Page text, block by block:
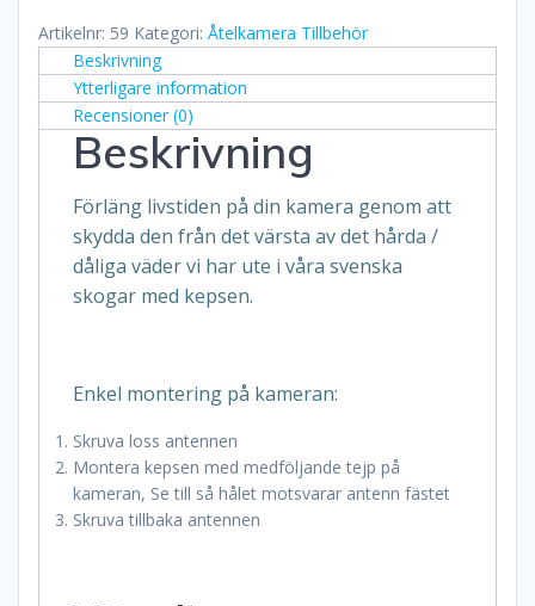
&
Alpha
mängd
Artikelnr: 59 Kategori: Åtelkamera Tillbehör
Beskrivning
Ytterligare information
Recensioner (0)
Beskrivning
Förläng livstiden på din kamera genom att
skydda den från det värsta av det hårda /
dåliga väder vi har ute i våra svenska
skogar med kepsen.
Enkel montering på kameran:
Skruva loss antennen
Montera kepsen med medföljande tejp på
kameran, Se till så hålet motsvarar antenn fästet
Skruva tillbaka antennen